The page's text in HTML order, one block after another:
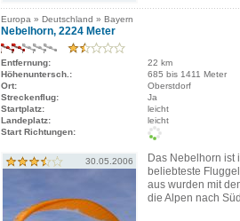
Europa » Deutschland » Bayern
Nebelhorn, 2224 Meter
Entfernung:
22 km
Höhenuntersch.:
685 bis 1411 Meter
Ort:
Oberstdorf
Streckenflug:
Ja
Startplatz:
leicht
Landeplatz:
leicht
Start Richtungen:
30.05.2006
Das Nebelhorn ist
beliebteste
aus wurden mit
die Alpen nach